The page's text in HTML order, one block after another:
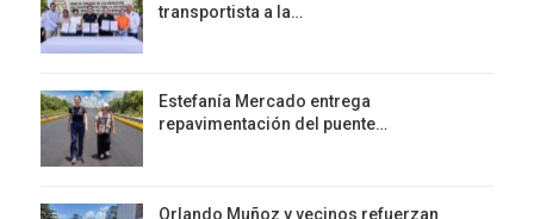
transportista a la…
Estefanía Mercado entrega
repavimentación del puente…
Orlando Muñoz y vecinos refuerzan